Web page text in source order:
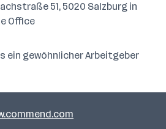
51, 5020 Salzburg in
Office
ein gewöhnlicher Arbeitgeber